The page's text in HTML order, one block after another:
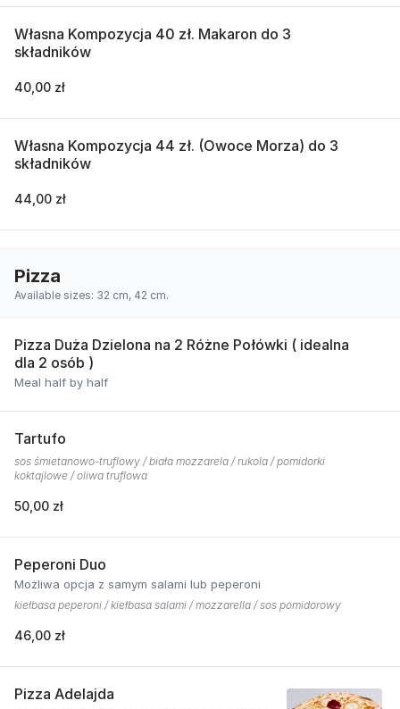
Własna Kompozycja 40 zł. Makaron do 3
składników
40,00 zł
Własna Kompozycja 44 zł. (Owoce Morza) do 3
składników
44,00 zł
Pizza
Available sizes: 32 cm, 42 cm.
Pizza Duża Dzielona na 2 Różne Połówki ( idealna
dla 2 osób )
Meal half by half
Tartufo
sos śmietanowo-truflowy / biała mozzarela / rukola / pomidorki
koktajlowe / oliwa truflowa
50,00 zł
Peperoni Duo
Możliwa opcja z samym salami lub peperoni
kiełbasa peperoni / kiełbasa salami / mozzarella / sos pomidorowy
46,00 zł
Pizza Adelajda